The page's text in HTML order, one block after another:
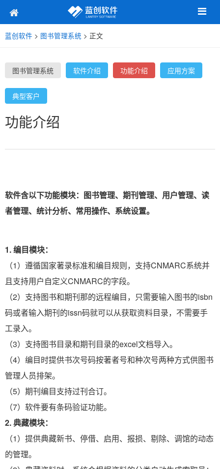
蓝创软件 > 图书管理系统 > 正文
图书管理系统 软件介绍 功能介绍 应用方案
典型客户
功能介绍
软件含以下功能模块：图书管理、期刊管理、用户管理、读
者管理、统计分析、常用操作、系统设置。
1.编目模块：
（1） 遵循国家著录标准和编目规则，支持CNMARC系统并
且支持用户自定义CNMARC的字段。
（2）支持图书和期刊那的远程编目，只需要输入图书的isbn
码或者输入期刊的issn码就可以从获取资料目录，不需要手
工录入。
（3）支持图书目录和期刊目录的excel文档导入。
（4）编目时提供书次号码按著者号和种次号两种方式供图书
管理人员排架。
（5）期刊编目支持过刊合订。
（7）软件要有条码验证功能。
2.典藏模块：
（1）提供典藏新书、停借、启用、报损、剔除、调馆的动态
的管理。